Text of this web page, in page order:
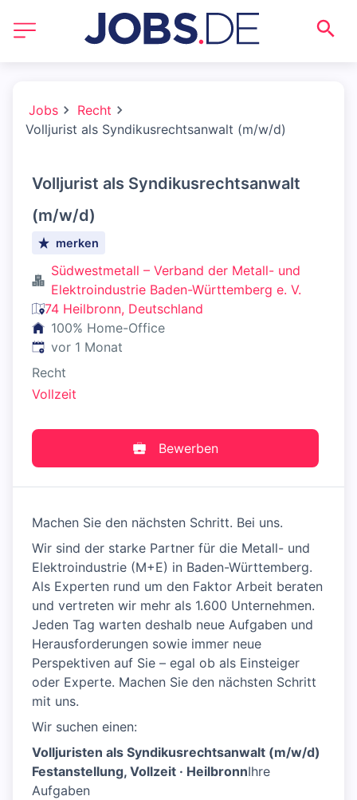
Jobs
Recht
Volljurist als Syndikusrechtsanwalt (m/w/d)
Volljurist als Syndikusrechtsanwalt
(m/w/d)
merken
Südwestmetall – Verband der Metall- und
Elektroindustrie Baden-Württemberg e. V.
74 Heilbronn, Deutschland
100% Home-Office
Veröffentlicht:
vor 1 Monat
Recht
Vollzeit
Bewerben
Machen Sie den nächsten Schritt. Bei uns.
Wir sind der starke Partner für die Metall- und
Elektroindustrie (M+E) in Baden-Württemberg.
Als Experten rund um den Faktor Arbeit beraten
und vertreten wir mehr als 1.600 Unternehmen.
Jeden Tag warten deshalb neue Aufgaben und
Herausforderungen sowie immer neue
Perspektiven auf Sie – egal ob als Einsteiger
oder Experte. Machen Sie den nächsten Schritt
mit uns.
Wir suchen einen:
Volljuristen als Syndikusrechtsanwalt (m/w/d)
Festanstellung, Vollzeit · HeilbronnIhre
Aufgaben